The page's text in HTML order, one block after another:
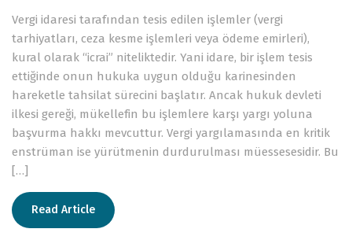
Vergi idaresi tarafından tesis edilen işlemler (vergi
tarhiyatları, ceza kesme işlemleri veya ödeme emirleri),
kural olarak “icrai” niteliktedir. Yani idare, bir işlem tesis
ettiğinde onun hukuka uygun olduğu karinesinden
hareketle tahsilat sürecini başlatır. Ancak hukuk devleti
ilkesi gereği, mükellefin bu işlemlere karşı yargı yoluna
başvurma hakkı mevcuttur. Vergi yargılamasında en kritik
enstrüman ise yürütmenin durdurulması müessesesidir. Bu
[…]
Read Article